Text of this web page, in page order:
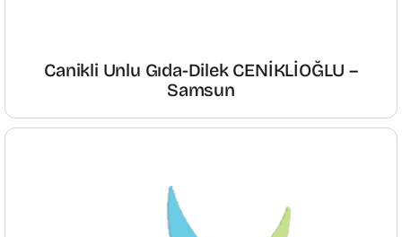
Canikli Unlu Gıda-Dilek CENİKLİOĞLU –
Samsun